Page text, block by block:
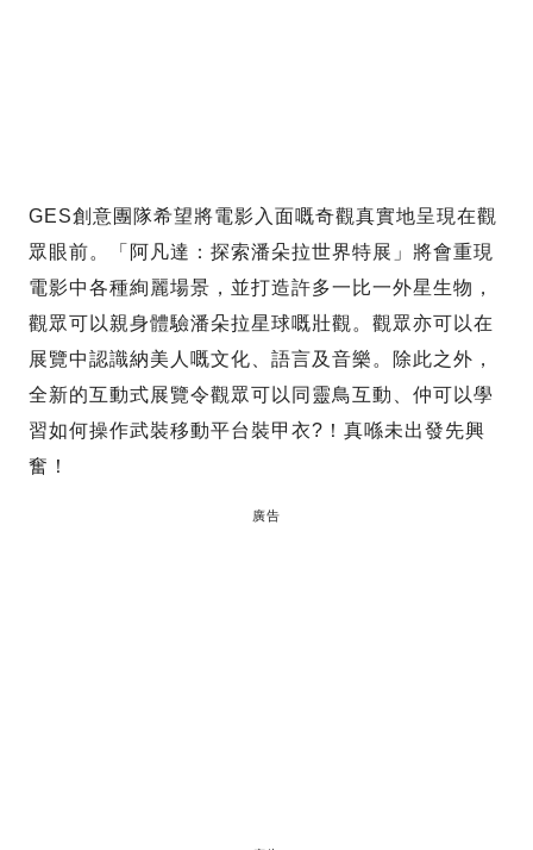
GES創意團隊希望將電影入面嘅奇觀真實地呈現在觀
眾眼前。「阿凡達：探索潘朵拉世界特展」將會重現
電影中各種絢麗場景，並打造許多一比一外星生物，
觀眾可以親身體驗潘朵拉星球嘅壯觀。觀眾亦可以在
展覽中認識納美人嘅文化、語言及音樂。除此之外，
全新的互動式展覽令觀眾可以同靈鳥互動、仲可以學
習如何操作武裝移動平台裝甲衣?！真喺未出發先興
奮！
廣告